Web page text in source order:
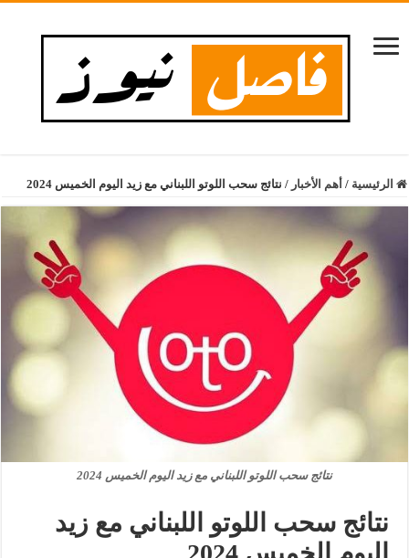
الرئيسية / أهم الأخبار / نتائج سحب اللوتو اللبناني مع زيد اليوم الخميس 2024
نتائج سحب اللوتو اللبناني مع زيد اليوم الخميس 2024
نتائج سحب اللوتو اللبناني مع زيد